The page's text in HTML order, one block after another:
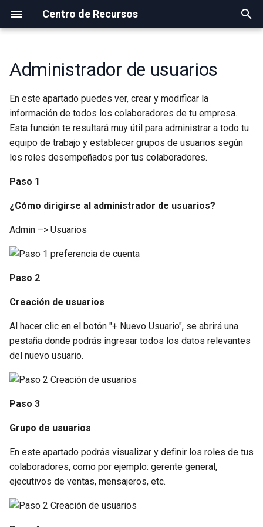
Centro de Recursos
c
i
a
i
z
a
n
s
q
u
Crear Geocercas
Grupo de Geocercas
Gestión y Uso de Geocercas
Buenas Prácticas en el Uso
de Geocercas
Crear Tareas
Estados de Tareas
Cambiar el Estado de una
Tarea
Notificar a Contacto de Tarea
Tipos de Tareas
Grupos de Celulares
Estados de Usuario
Grupos de Vehículos y
Etiquetas
Configurar permisos en
Android
Configurar permisos en iOS
Introducción
Filtros
Archivos
Informes
Paradas
Respuestas de
Visitas a geocercas
usuario
Consumo de combustible
Pedidos
Catálogos
Categorías
Pedidos
Puntos
Reabastecimientos
Ubicaciones
Usuarios
Vehículos
Estado
Vehículos
Campos Custom
Odoo CRM
Administrador de usuarios
En este apartado puedes ver, crear y modificar la
información de todos los colaboradores de tu empresa.
Esta función te resultará muy útil para administrar a todo tu
equipo de trabajo y establecer grupos de usuarios según
los roles desempeñados por tus colaboradores.
Paso 1
¿Cómo dirigirse al administrador de usuarios?
Admin –> Usuarios
Paso 2
Creación de usuarios
Al hacer clic en el botón "+ Nuevo Usuario", se abrirá una
pestaña donde podrás ingresar todos los datos relevantes
del nuevo usuario.
Paso 3
Grupo de usuarios
En este apartado podrás visualizar y definir los roles de tus
colaboradores, como por ejemplo: gerente general,
ejecutivos de ventas, mensajeros, etc.